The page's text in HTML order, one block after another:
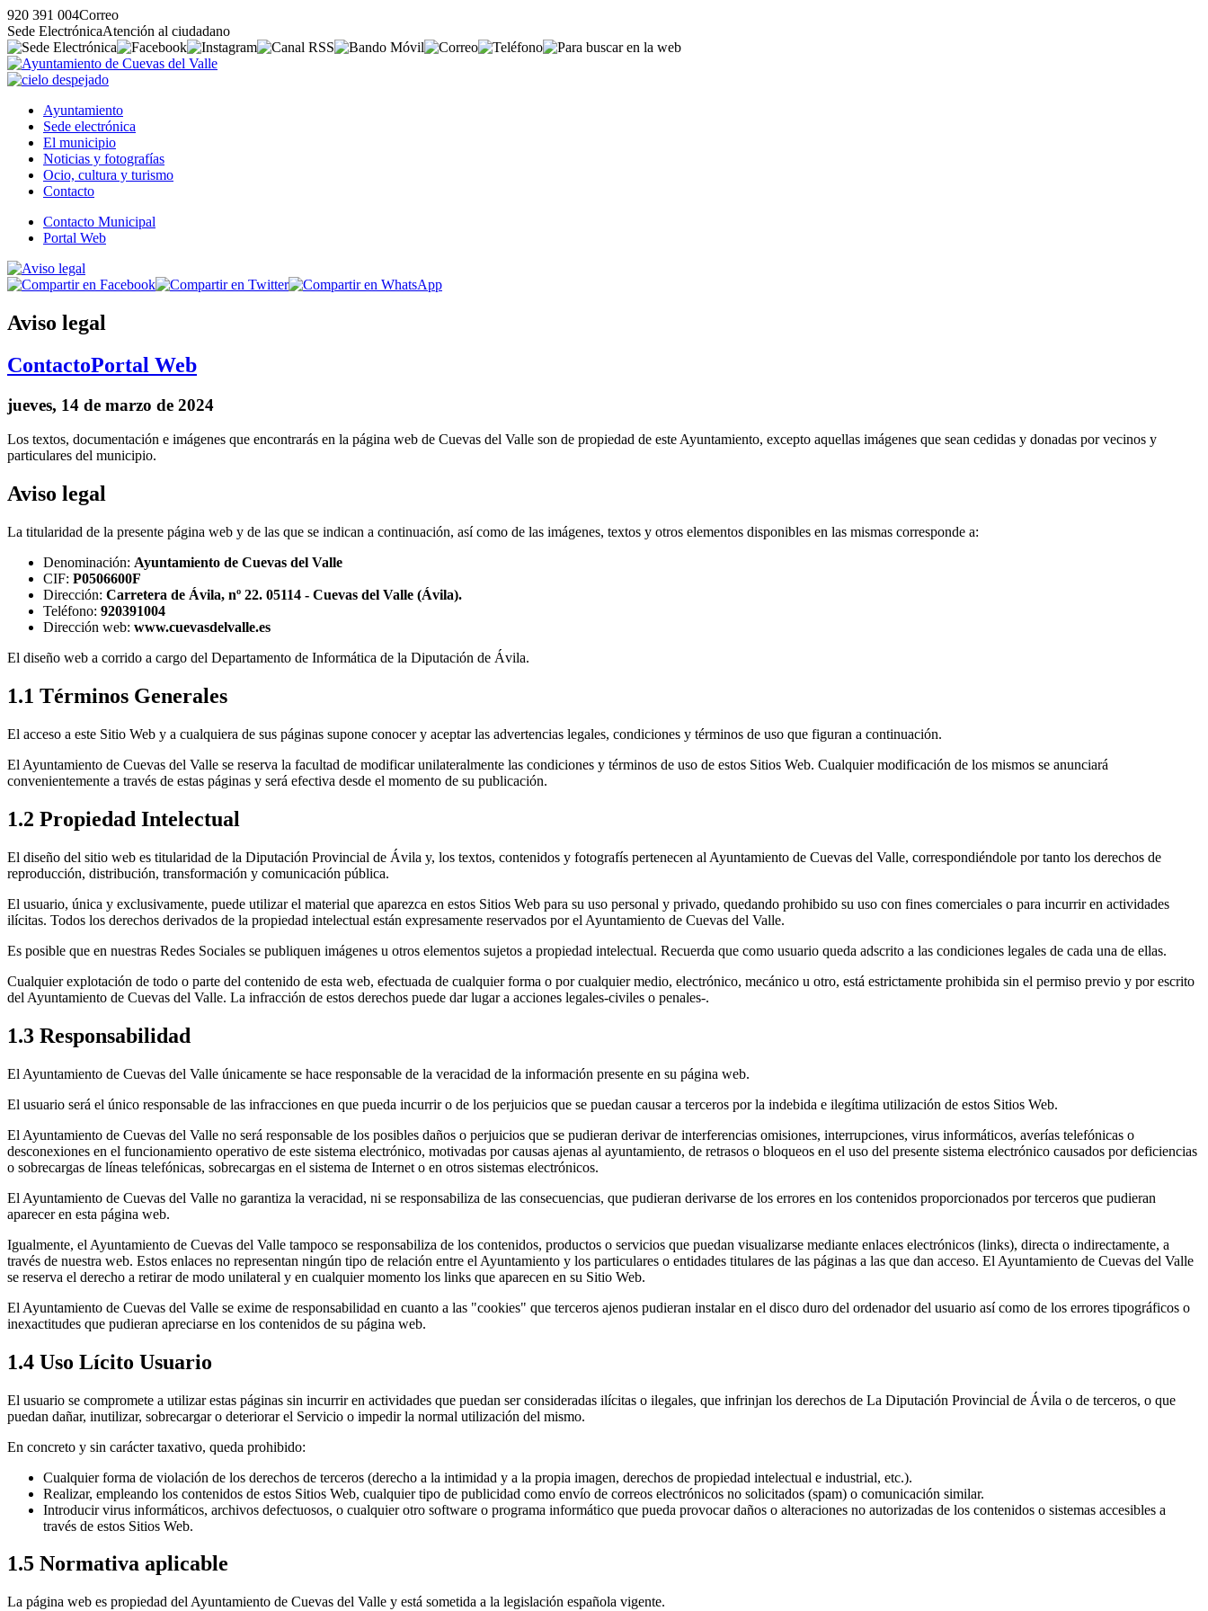
920 391 004Correo
Sede ElectrónicaAtención al ciudadano
Ayuntamiento
Sede electrónica
El municipio
Noticias y fotografías
Ocio, cultura y turismo
Contacto
Contacto Municipal
Portal Web
Aviso legal
ContactoPortal Web
jueves, 14 de marzo de 2024
Los textos, documentación e imágenes que encontrarás en la página web de Cuevas del Valle son de propiedad de este Ayuntamiento, excepto aquellas imágenes que sean cedidas y donadas por vecinos y
particulares del municipio.
Aviso legal
La titularidad de la presente página web y de las que se indican a continuación, así como de las imágenes, textos y otros elementos disponibles en las mismas corresponde a:
Denominación: Ayuntamiento de Cuevas del Valle
CIF: P0506600F
Dirección: Carretera de Ávila, nº 22. 05114 - Cuevas del Valle (Ávila).
Teléfono: 920391004
Dirección web: www.cuevasdelvalle.es
El diseño web a corrido a cargo del Departamento de Informática de la Diputación de Ávila.
1.1 Términos Generales
El acceso a este Sitio Web y a cualquiera de sus páginas supone conocer y aceptar las advertencias legales, condiciones y términos de uso que figuran a continuación.
El Ayuntamiento de Cuevas del Valle se reserva la facultad de modificar unilateralmente las condiciones y términos de uso de estos Sitios Web. Cualquier modificación de los mismos se anunciará
convenientemente a través de estas páginas y será efectiva desde el momento de su publicación.
1.2 Propiedad Intelectual
El diseño del sitio web es titularidad de la Diputación Provincial de Ávila y, los textos, contenidos y fotografís pertenecen al Ayuntamiento de Cuevas del Valle, correspondiéndole por tanto los derechos de
reproducción, distribución, transformación y comunicación pública.
El usuario, única y exclusivamente, puede utilizar el material que aparezca en estos Sitios Web para su uso personal y privado, quedando prohibido su uso con fines comerciales o para incurrir en actividades
ilícitas. Todos los derechos derivados de la propiedad intelectual están expresamente reservados por el Ayuntamiento de Cuevas del Valle.
Es posible que en nuestras Redes Sociales se publiquen imágenes u otros elementos sujetos a propiedad intelectual. Recuerda que como usuario queda adscrito a las condiciones legales de cada una de ellas.
Cualquier explotación de todo o parte del contenido de esta web, efectuada de cualquier forma o por cualquier medio, electrónico, mecánico u otro, está estrictamente prohibida sin el permiso previo y por escrito
del Ayuntamiento de Cuevas del Valle. La infracción de estos derechos puede dar lugar a acciones legales-civiles o penales-.
1.3 Responsabilidad
El Ayuntamiento de Cuevas del Valle únicamente se hace responsable de la veracidad de la información presente en su página web.
El usuario será el único responsable de las infracciones en que pueda incurrir o de los perjuicios que se puedan causar a terceros por la indebida e ilegítima utilización de estos Sitios Web.
El Ayuntamiento de Cuevas del Valle no será responsable de los posibles daños o perjuicios que se pudieran derivar de interferencias omisiones, interrupciones, virus informáticos, averías telefónicas o
desconexiones en el funcionamiento operativo de este sistema electrónico, motivadas por causas ajenas al ayuntamiento, de retrasos o bloqueos en el uso del presente sistema electrónico causados por deficiencias
o sobrecargas de líneas telefónicas, sobrecargas en el sistema de Internet o en otros sistemas electrónicos.
El Ayuntamiento de Cuevas del Valle no garantiza la veracidad, ni se responsabiliza de las consecuencias, que pudieran derivarse de los errores en los contenidos proporcionados por terceros que pudieran
aparecer en esta página web.
Igualmente, el Ayuntamiento de Cuevas del Valle tampoco se responsabiliza de los contenidos, productos o servicios que puedan visualizarse mediante enlaces electrónicos (links), directa o indirectamente, a
través de nuestra web. Estos enlaces no representan ningún tipo de relación entre el Ayuntamiento y los particulares o entidades titulares de las páginas a las que dan acceso. El Ayuntamiento de Cuevas del Valle
se reserva el derecho a retirar de modo unilateral y en cualquier momento los links que aparecen en su Sitio Web.
El Ayuntamiento de Cuevas del Valle se exime de responsabilidad en cuanto a las "cookies" que terceros ajenos pudieran instalar en el disco duro del ordenador del usuario así como de los errores tipográficos o
inexactitudes que pudieran apreciarse en los contenidos de su página web.
1.4 Uso Lícito Usuario
El usuario se compromete a utilizar estas páginas sin incurrir en actividades que puedan ser consideradas ilícitas o ilegales, que infrinjan los derechos de La Diputación Provincial de Ávila o de terceros, o que
puedan dañar, inutilizar, sobrecargar o deteriorar el Servicio o impedir la normal utilización del mismo.
En concreto y sin carácter taxativo, queda prohibido:
Cualquier forma de violación de los derechos de terceros (derecho a la intimidad y a la propia imagen, derechos de propiedad intelectual e industrial, etc.).
Realizar, empleando los contenidos de estos Sitios Web, cualquier tipo de publicidad como envío de correos electrónicos no solicitados (spam) o comunicación similar.
Introducir virus informáticos, archivos defectuosos, o cualquier otro software o programa informático que pueda provocar daños o alteraciones no autorizadas de los contenidos o sistemas accesibles a
través de estos Sitios Web.
1.5 Normativa aplicable
La página web es propiedad del Ayuntamiento de Cuevas del Valle y está sometida a la legislación española vigente.